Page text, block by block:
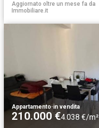
Aggiornato oltre un mese fa da
Immobiliare.it
Appartamento·in vendita
210.000 €4.038 €/m²